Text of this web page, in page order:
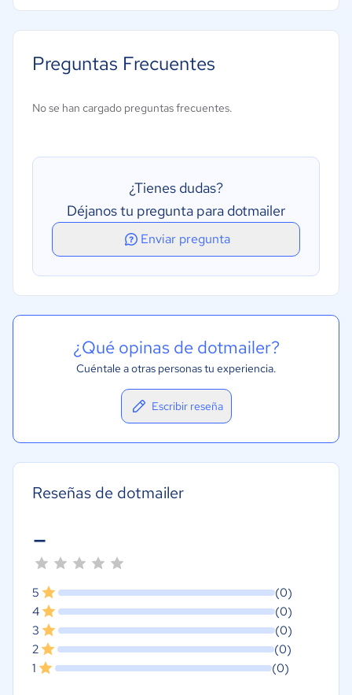
Preguntas Frecuentes
No se han cargado preguntas frecuentes.
¿Tienes dudas?
Déjanos tu pregunta para dotmailer
Enviar pregunta
¿Qué opinas de dotmailer?
Cuéntale a otras personas tu experiencia.
Escribir reseña
Reseñas de dotmailer
-
5
(0)
4
(0)
3
(0)
2
(0)
1
(0)